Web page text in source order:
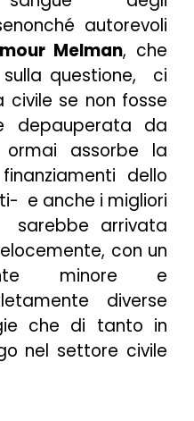
autorevoli
Melman, che
questione, ci
se non fosse
depauperata da
assorbe la
dello
e anche i migliori
sarebbe arrivata
con un
minore e
diverse
che di tanto in
nel settore civile